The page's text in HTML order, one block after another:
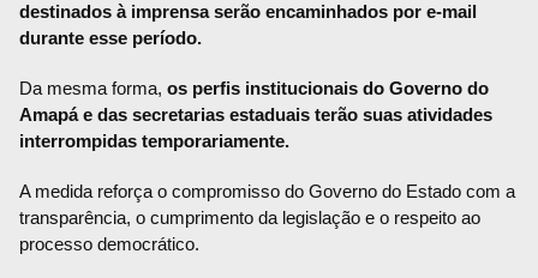
destinados à imprensa serão encaminhados por e-mail
durante esse período.
Da mesma forma, os perfis institucionais do Governo do
Amapá e das secretarias estaduais terão suas atividades
interrompidas temporariamente.
A medida reforça o compromisso do Governo do Estado com a
transparência, o cumprimento da legislação e o respeito ao
processo democrático.